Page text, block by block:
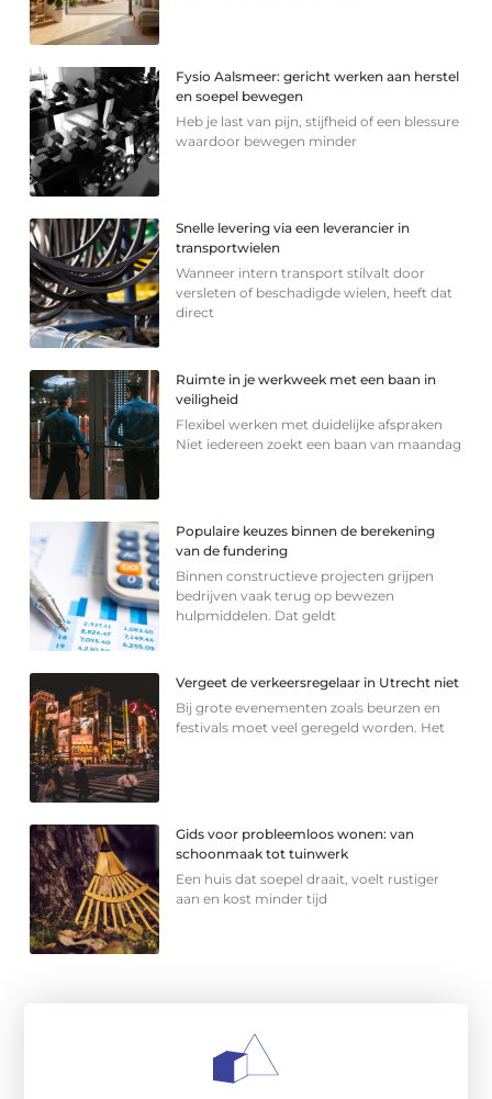
Fysio Aalsmeer: gericht werken aan herstel
en soepel bewegen
Heb je last van pijn, stijfheid of een blessure
waardoor bewegen minder
Snelle levering via een leverancier in
transportwielen
Wanneer intern transport stilvalt door
versleten of beschadigde wielen, heeft dat
direct
Ruimte in je werkweek met een baan in
veiligheid
Flexibel werken met duidelijke afspraken
Niet iedereen zoekt een baan van maandag
Populaire keuzes binnen de berekening
van de fundering
Binnen constructieve projecten grijpen
bedrijven vaak terug op bewezen
hulpmiddelen. Dat geldt
Vergeet de verkeersregelaar in Utrecht niet
Bij grote evenementen zoals beurzen en
festivals moet veel geregeld worden. Het
Gids voor probleemloos wonen: van
schoonmaak tot tuinwerk
Een huis dat soepel draait, voelt rustiger
aan en kost minder tijd